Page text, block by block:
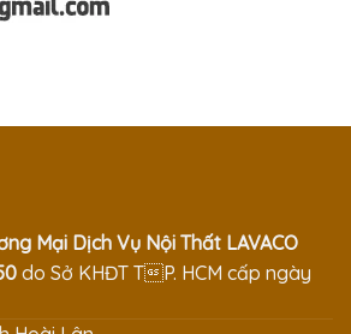
Mại Dịch Vụ Nội Thất LAVACO
do Sở KHĐT TP. HCM cấp ngày